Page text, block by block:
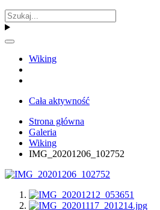
Wiking
Cała aktywność
Strona główna
Galeria
Wiking
IMG_20201206_102752